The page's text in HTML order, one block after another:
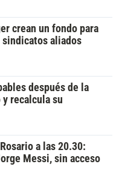
crean un fondo para
sindicatos aliados
después de la
recalcula su
a las 20.30:
Messi, sin acceso